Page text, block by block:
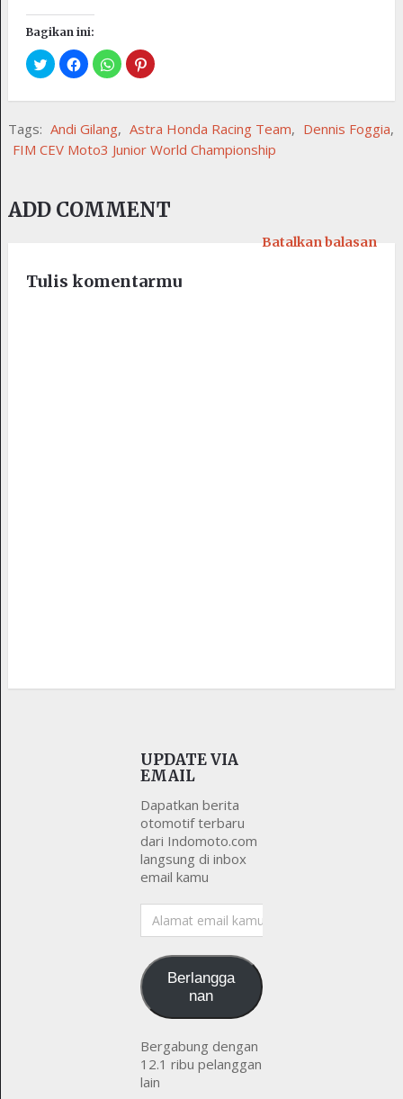
Bagikan ini:
Tags: Andi Gilang, Astra Honda Racing Team, Dennis Foggia,
FIM CEV Moto3 Junior World Championship
ADD COMMENT
Tulis komentarmu
Batalkan balasan
UPDATE VIA
EMAIL
Dapatkan berita
otomotif terbaru
dari Indomoto.com
langsung di inbox
email kamu
Alamat
email
Berlangga
nan
Bergabung dengan
12.1 ribu pelanggan
lain